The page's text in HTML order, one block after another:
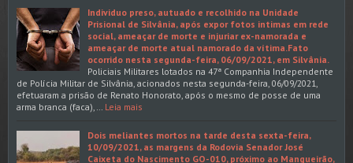
Individuo preso, autuado e recolhido na Unidade
Prisional de Silvânia, após expor fotos intimas em rede
social, ameaçar de morte e injuriar ex-namorada e
ameaçar de morte atual namorado da vítima.Fato
ocorrido nesta segunda-feira, 06/09/2021, em Silvânia.
Policiais Militares lotados na 47ª Companhia Independente
de Polícia Militar de Silvânia, acionados nesta segunda-feira, 06/09/2021,
efetuaram a prisão de Renato Honorato, após o mesmo de posse de uma
arma branca (faca),… Leia mais
Dois meliantes mortos na tarde desta sexta-feira,
10/09/2021, as margens da Rodovia Senador José
Caixeta do Nascimento GO-010, próximo ao Mangueirão,